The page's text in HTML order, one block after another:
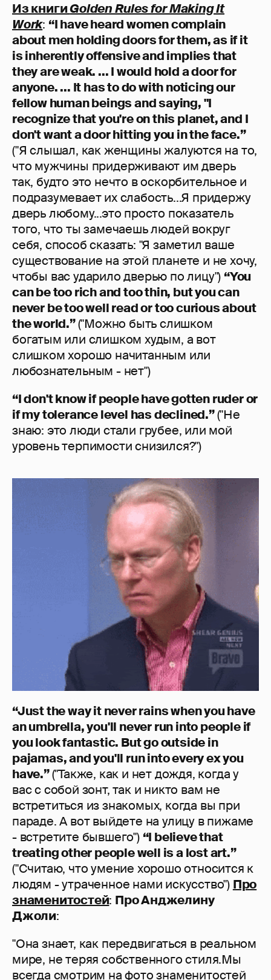
Из книгиGolden Rules for Making It
Work: “I have heard women complain
about men holding doors for them, as if it
is inherently offensive and implies that
they are weak. ... I would hold a door for
anyone. ... It has to do with noticing our
fellow human beings and saying, "I
recognize that you're on this planet, and I
don't want a door hitting you in the face.”
("Я слышал, как женщины жалуются на то,
что мужчины придерживают им дверь
так, будто это нечто в оскорбительное и
подразумевает их слабость...Я придержу
дверь любому...это просто показатель
того, что ты замечаешь людей вокруг
себя, способ сказать: "Я заметил ваше
существование на этой планете и не хочу,
чтобы вас ударило дверью по лицу") “You
can be too rich and too thin, but you can
never be too well read or too curious about
the world.”("Можно быть слишком
богатым или слишком худым, а вот
слишком хорошо начитанным или
любознательным - нет")
“I don't know if people have gotten ruder or
if my tolerance level has declined.”("Не
знаю: это люди стали грубее, или мой
уровень терпимости снизился?")
“Just the way it never rains when you have
an umbrella, you'll never run into people if
you look fantastic. But go outside in
pajamas, and you'll run into every ex you
have.”("Также, как и нет дождя, когда у
вас с собой зонт, так и никто вам не
встретиться из знакомых, когда вы при
параде. А вот выйдете на улицу в пижаме
- встретите бывшего") “I believe that
treating other people well is a lost art.”
("Считаю, что умение хорошо относится к
людям - утраченное нами искусство") Про
знаменитостей: Про Анджелину
Джоли:
"Она знает, как передвигаться в реальном
мире, не теряя собственного стиля.Мы
всегда смотрим на фото знаменитостей